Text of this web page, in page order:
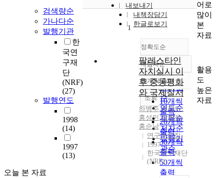
검색량순
가나다순
발행기관
한
국연
구재
단
(NRF)
(27)
발행연도
1998
(14)
1997
(13)
오늘 본 자료
내보내기
내책장담기
한글로보기
정확도순
정확도
순
인기도
순
연도순
제목순
저자순
발행기
관순
내림차순
내림차순
10개씩 출력
10개씩
출력
20개씩
출력
30개씩
출력
50개씩
출력
조회
1
팔레스타인
자치실시 이
후 중동평화
와 국제질서
하병주,서재만,
홍성민 ,장병욱,
홍순남
연구논문집
1997
한국연구재단
(NRF)
어로
많이
본
자료
활용
도
높은
자료